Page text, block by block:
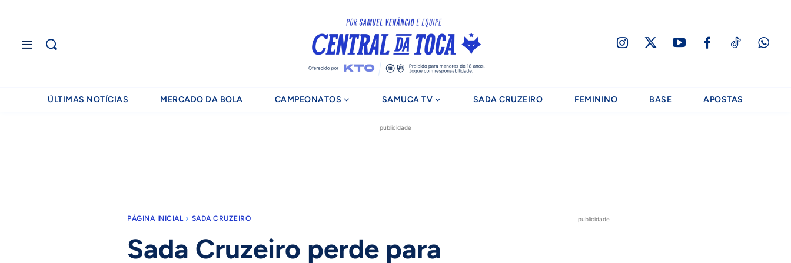
ÚLTIMAS NOTÍCIAS MERCADO DA BOLA CAMPEONATOS SAMUCA TV SADA CRUZEIRO FEMININO BASE APOSTAS
publicidade
PÁGINA INICIAL SADA CRUZEIRO
Sada Cruzeiro perde para
publicidade